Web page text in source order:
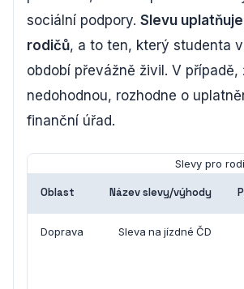
sociální podpory. Slevu
rodičů, a to ten, který studenta
období převážně živil. V případě,
nedohodnou, rozhodne o
finanční úřad.
Slevy pro
Oblast Název slevy/výhody
Doprava Sleva na jízdné ČD